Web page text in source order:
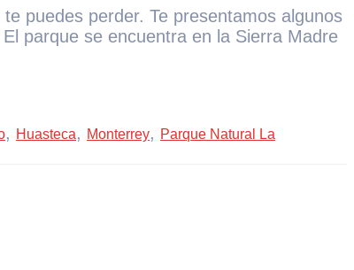
puedes perder. Te presentamos algunos
parque se encuentra en la Sierra Madre
, Huasteca, Monterrey, Parque Natural La